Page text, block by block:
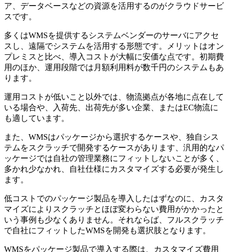
ア、データベースなどの資源を活用するのがクラウドサービ
スです。
多くはWMSを提供するシステムベンダーのサーバにアクセ
スし、遠隔でシステムを活用する形態です。メリットはオン
プレミスと比べ、導入コストが大幅に安価な点です。初期費
用のほか、運用段階では月額利用料が数千円のシステムもあ
ります。
運用コストが低いこと以外では、物流拠点が各地に点在して
いる場合や、入荷先、出荷先が多い企業、またはEC物流に
も適しています。
また、WMSはパッケージから選択するケースや、独自シス
テムをスクラッチで開発するケースがあります、汎用的なパ
ッケージでは自社の管理業務にフィットしないことが多く、
多かれ少なかれ、自社仕様にカスタマイズする必要が発生し
ます。
低コストでのパッケージ製品を導入したはずなのに、カスタ
マイズによりスクラッチとほぼ変わらない費用がかかったと
いう事例も少なくありません。それならば、フルスクラッチ
で自社にフィットしたWMSを開発も選択肢となります。
WMSをパッケージ製品で導入する際は、カスタマイズ費用